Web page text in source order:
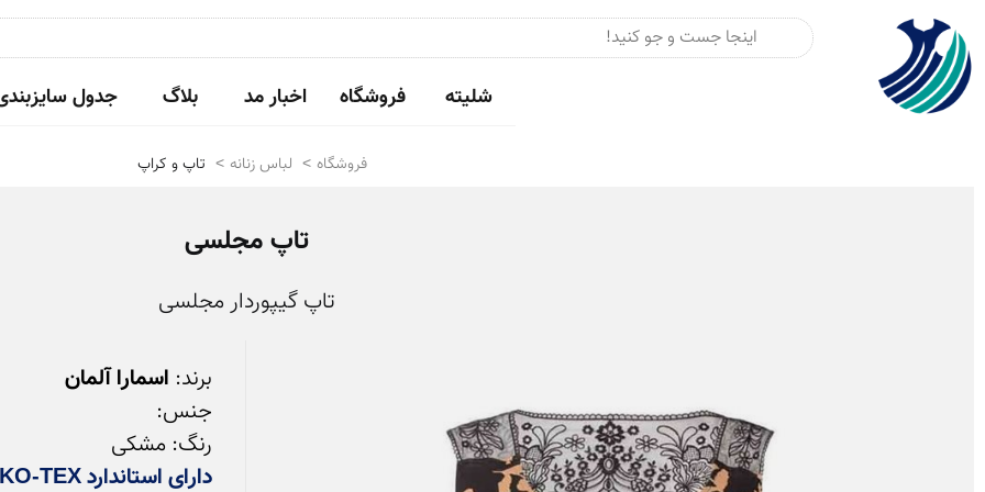
شلیته فروشگاه اخبار مد بلاگ جدول
فروشگاه لباس زنانه تاپ و کراپ
تاپ مجلسی
تاپ گیپوردار مجلسی
برند: اسمارا آلمان
رنگ: مشکی
دارای استاندارد OEKO-TEX